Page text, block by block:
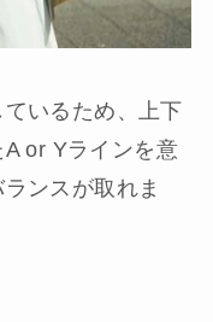
いるため、上下
or Yラインを意
ンスが取れま